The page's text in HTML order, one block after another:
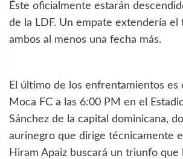
Éste oficialmente estarán
de la LDF. Un empate extendería
ambos al menos una fecha más.
El último de los enfrentamientos
Moca FC a las 6:00 PM en el
Sánchez de la capital dominicana,
aurinegro que dirige técnicamente
Hiram Apaiz buscará un triunfo que